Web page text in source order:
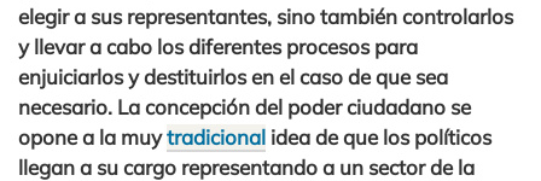
elegir a sus representantes, sino también controlarlos
y llevar a cabo los diferentes procesos para
enjuiciarlos y destituirlos en el caso de que sea
necesario. La concepción del poder ciudadano se
opone a la muytradicional idea de que los políticos
llegan a su cargo representando a un sector de la